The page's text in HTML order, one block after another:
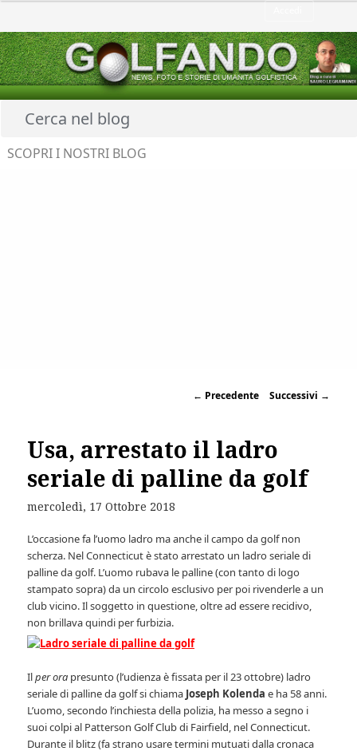
← Precedente Successivi →
Usa, arrestato il ladro
seriale di palline da golf
mercoledì, 17 Ottobre 2018
L’occasione fa l’uomo ladro ma anche il campo da golf non
scherza. Nel Connecticut è stato arrestato un ladro seriale di
palline da golf. L’uomo rubava le palline (con tanto di logo
stampato sopra) da un circolo esclusivo per poi rivenderle a un
club vicino. Il soggetto in questione, oltre ad essere recidivo,
non brillava quindi per furbizia.
Ilper ora presunto (l’udienza è fissata per il 23 ottobre) ladro
seriale di palline da golf si chiama Joseph Kolenda e ha 58 anni.
L’uomo, secondo l’inchiesta della polizia, ha messo a segno i
suoi colpi al Patterson Golf Club di Fairfield, nel Connecticut.
Durante il blitz (fa strano usare termini mutuati dalla cronaca